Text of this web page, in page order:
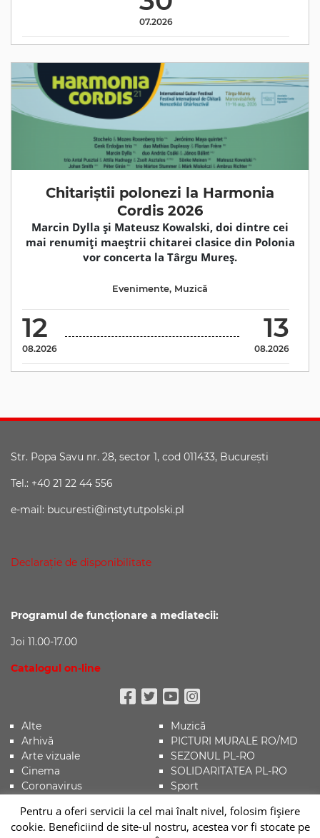
07.2026
Chitariștii polonezi la Harmonia
Cordis 2026
Marcin Dylla și Mateusz Kowalski, doi dintre cei
mai renumiți maeștrii chitarei clasice din Polonia
vor concerta la Târgu Mureș.
12
08.2026
13
08.2026
Evenimente, Muzică
Str. Popa Savu nr. 28, sector 1, cod 011433, Bucureşti
Tel.: +40 21 22 44 556
e-mail: bucuresti@instytutpolski.pl
Declaraţie de disponibilitate
Programul de funcționare a mediatecii:
Joi 11.00-17.00
Catalogul on-line
Facebook
Twitter
Youtube
Instagram
Alte
Arhivă
Arte vizuale
Cinema
Coronavirus
Istorie
Literatura
Muzică
PICTURI MURALE RO/MD
SEZONUL PL-RO
SOLIDARITATEA PL-RO
Sport
Teatru
Pentru a oferi servicii la cel mai înalt nivel, folosim fişiere
cookie. Beneficiind de site-ul nostru, acestea vor fi stocate pe